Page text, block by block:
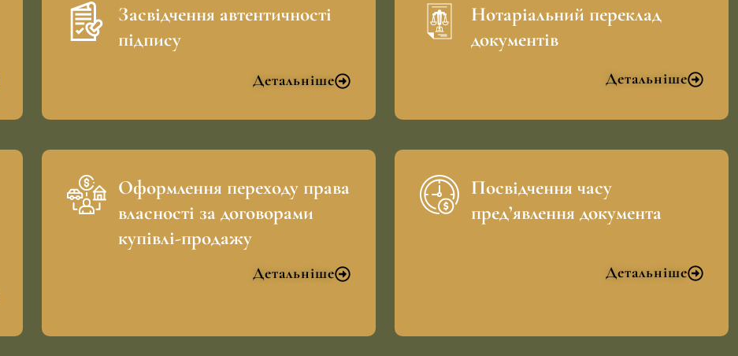
Засвідчення автентичності
підпису
Детальніше
Нотаріальний переклад
документів
Детальніше
Оформлення переходу права
власності за договорами
купівлі-продажу
Детальніше
Посвідчення часу
пред’явлення документа
Детальніше